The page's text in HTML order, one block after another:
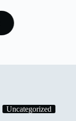
Uncategorized